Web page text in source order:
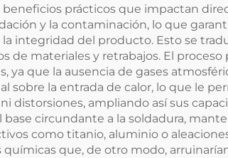
prácticos que impactan
y la contaminación, lo que
integridad del producto. Esto se
de materiales y retrabajos. El
ya que la ausencia de gases
sobre la entrada de calor, lo que le
distorsiones, ampliando así sus
circundante a la soldadura,
como titanio, aluminio o
que, de otro modo,